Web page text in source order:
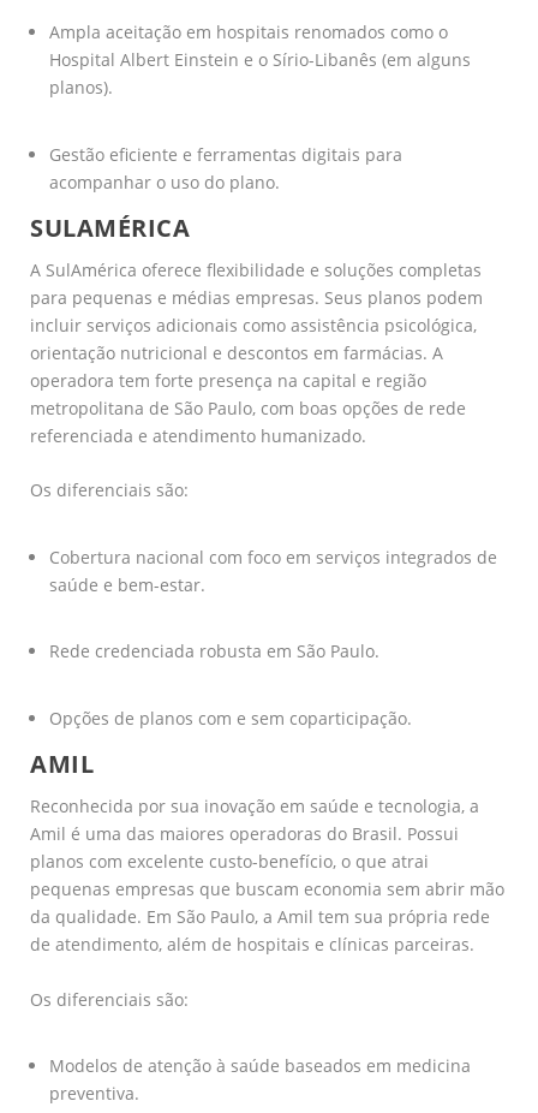
Ampla aceitação em hospitais renomados como o
Hospital Albert Einstein e o Sírio-Libanês (em alguns
planos).
Gestão eficiente e ferramentas digitais para
acompanhar o uso do plano.
SULAMÉRICA
A SulAmérica oferece flexibilidade e soluções completas
para pequenas e médias empresas. Seus planos podem
incluir serviços adicionais como assistência psicológica,
orientação nutricional e descontos em farmácias. A
operadora tem forte presença na capital e região
metropolitana de São Paulo, com boas opções de rede
referenciada e atendimento humanizado.
Os diferenciais são:
Cobertura nacional com foco em serviços integrados de
saúde e bem-estar.
Rede credenciada robusta em São Paulo.
Opções de planos com e sem coparticipação.
AMIL
Reconhecida por sua inovação em saúde e tecnologia, a
Amil é uma das maiores operadoras do Brasil. Possui
planos com excelente custo-benefício, o que atrai
pequenas empresas que buscam economia sem abrir mão
da qualidade. Em São Paulo, a Amil tem sua própria rede
de atendimento, além de hospitais e clínicas parceiras.
Os diferenciais são:
Modelos de atenção à saúde baseados em medicina
preventiva.